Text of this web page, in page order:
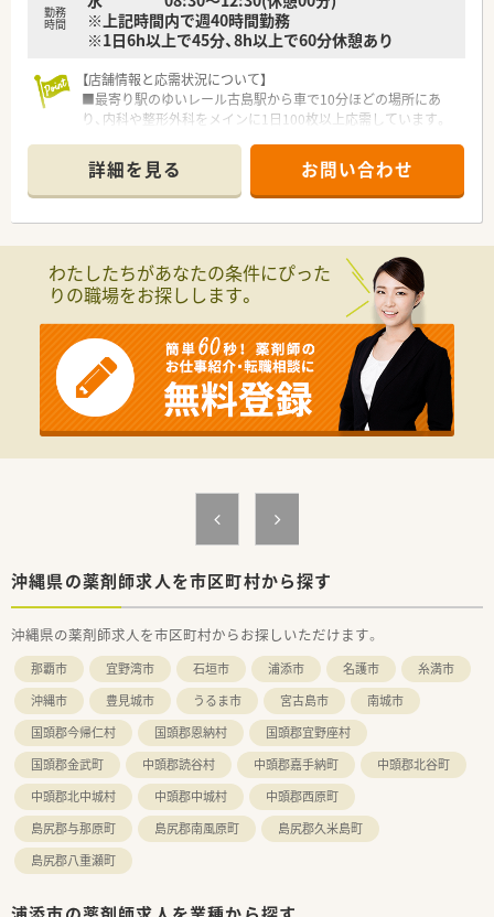
勤務
時間
※上記時間内で週40時間勤務
※1日6h以上で45分、8h以上で60分休憩あり
【店舗情報と応需状況について】
■最寄り駅のゆいレール古島駅から車で10分ほどの場所にあ
り、内科や整形外科をメインに1日100枚以上応需しています。
よるピッキング補助体制など協力体制も整っています。
■処方品目数は1200品目を超えており、在宅業務も個人宅2件ほ
ど対応するなど地域密着型の医療を提供しています。
■沖縄県内で調剤薬局を3店舗展開しており、大手チェーンとの
業務提携により安定した経営基盤と最新システムを誇ります。
■従業員への還元を何よりも大切に考えており、頑張りや評価次
第で高年収を実現できる環境づくりに注力している法人です。
■離島への薬局開設プロジェクトなど地域貢献にも積極的で、沖
縄で一番進んでいる薬局を目指して成長を続けています。
【勤務実態について】
■みなし残業は月10時間分含まれていますが、実際にはほとん
ど発生しないため仕事終わりの時間も充実させることが可能で
す。
なっており、サービス残業の心配がなく安心して働けます。
■2日間のアニバーサリー休暇など特別休暇制度も充実してお
【職場環境と雰囲気】
■従業員同士の仲が非常に良く連携がスムーズに図れる組織で
■20代から50代まで幅広い層が活躍していますが、現在は特に
組織の活性化を目指して若手や中堅層の採用を強化していま
す。
■最新の調剤機器やシステムが導入されているため、ミスを防ぎ
ながら効率的に業務を進められるストレスの少ない職場です。
詳細を見る お問い合わせ
わたしたちがあなたの条件にぴった
りの職場をお探しします。
沖縄県の薬剤師求人を市区町村から探す
沖縄県の薬剤師求人を市区町村からお探しいただけます。
那覇市 宜野湾市 石垣市 浦添市 名護市
糸満市
沖縄市
豊見城市 うるま市 宮古島市
南城市
国頭郡今帰仁村
国頭郡恩納村
国頭郡宜野座村
国頭郡金武町
中頭郡読谷村 中頭郡嘉手納町
中頭郡北谷町
中頭郡北中城村
中頭郡中城村
中頭郡西原町
島尻郡与那原町
島尻郡南風原町
島尻郡久米島町
島尻郡八重瀬町